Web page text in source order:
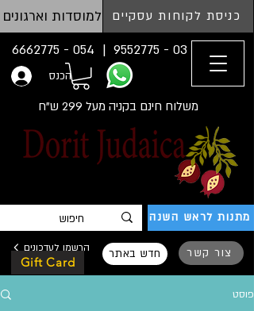
כניסת לקוחות עסקיים למוסדות וארגונים
03 - 9552775 |
הכנס
משלוח חינם בקניה מעל 299 ש"ח
מתנות לראש השנה
צור קשר חדש באתר הרשמו לעדכונים
Gift Card
פוסט